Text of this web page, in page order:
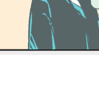
ColleGo! 大學